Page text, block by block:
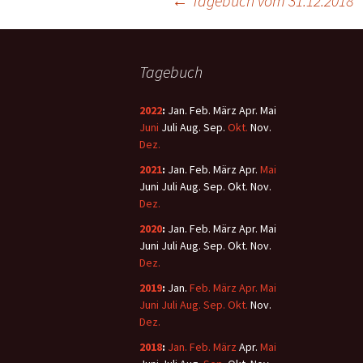
Tagebuch
2022: Jan. Feb. MärzApr. Mai
Juni Juli Aug. Sep. Okt. Nov.
Dez.
2021: Jan. Feb. MärzApr. Mai
Juni Juli Aug. Sep. Okt. Nov.
Dez.
2020: Jan. Feb. MärzApr. Mai
Juni Juli Aug. Sep. Okt. Nov.
Dez.
2019: Jan. Feb. März Apr. Mai
Juni Juli Aug. Sep. Okt. Nov.
Dez.
2018: Jan. Feb. März Apr. Mai